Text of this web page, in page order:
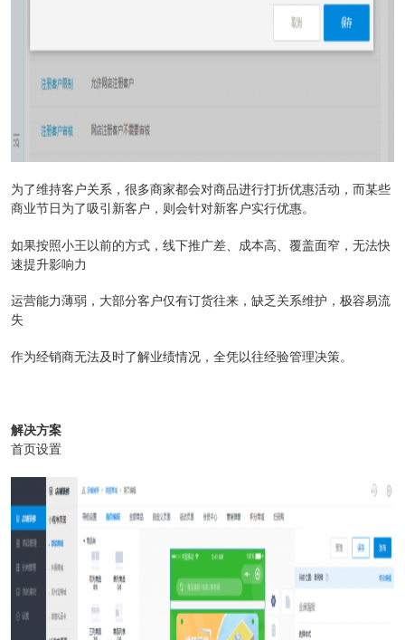
为了维持客户关系，很多商家都会对商品进行打折优惠活动，而某些
商业节日为了吸引新客户，则会针对新客户实行优惠。
如果按照小王以前的方式，线下推广差、成本高、覆盖面窄，无法快
速提升影响力
运营能力薄弱，大部分客户仅有订货往来，缺乏关系维护，极容易流
失
作为经销商无法及时了解业绩情况，全凭以往经验管理决策。
解决方案
首页设置